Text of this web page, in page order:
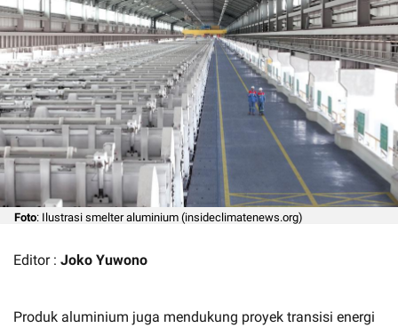
Foto: Ilustrasi smelter aluminium (insideclimatenews.org)
Editor : Joko Yuwono
Produk aluminium juga mendukung proyek transisi energi